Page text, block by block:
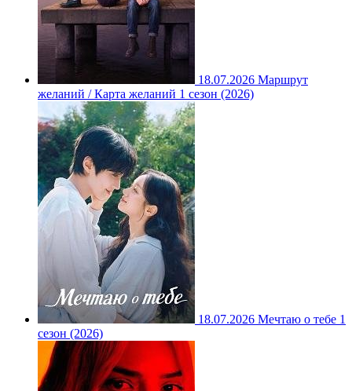
18.07.2026 Маршрут
желаний / Карта желаний 1 сезон (2026)
18.07.2026 Мечтаю о тебе 1
сезон (2026)